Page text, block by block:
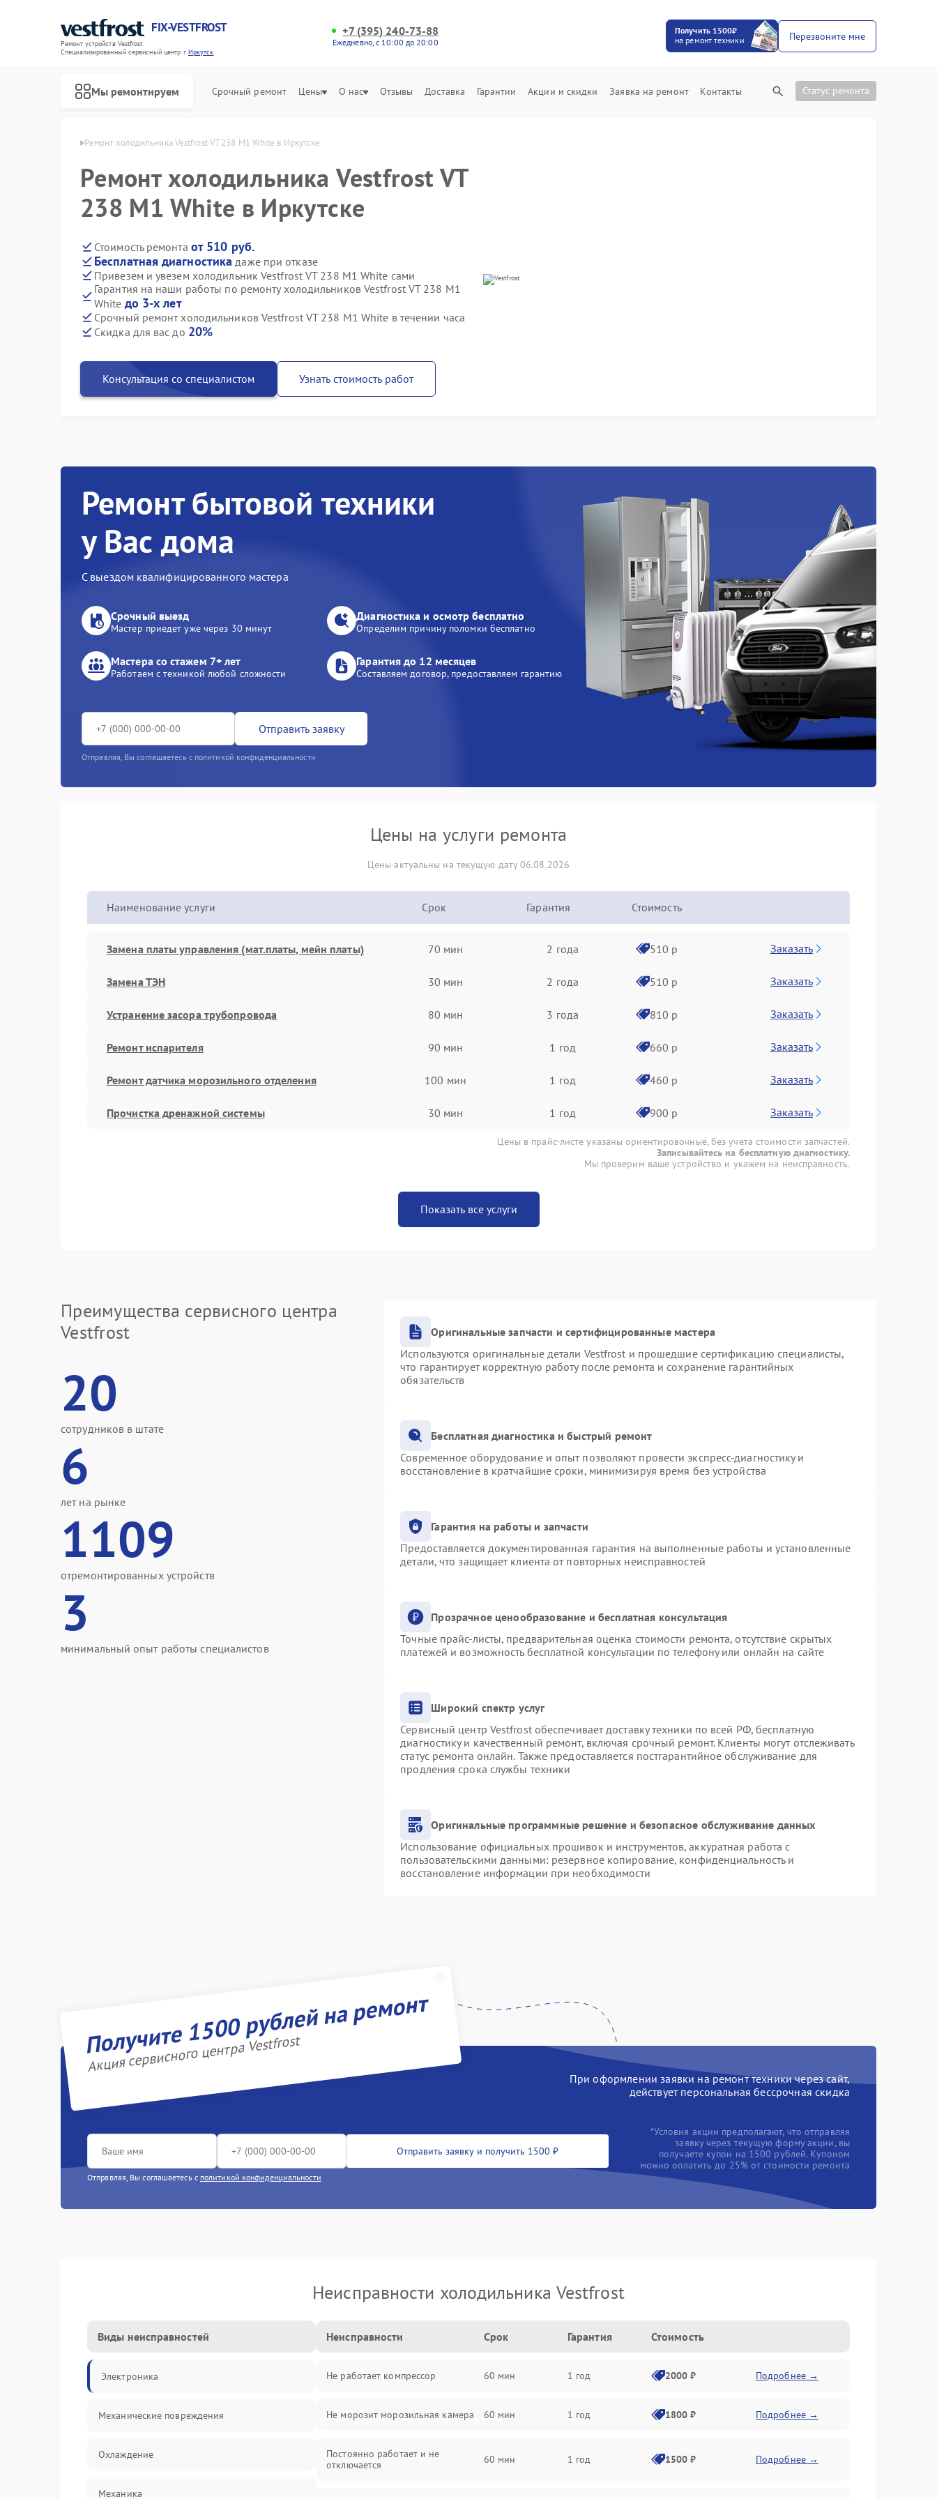
FIX-VESTFROST
Ремонт устройств Vestfrost
Специализированный cервисный центр г.Иркутск
+7 (395) 240-73-88
Ежедневно, с 10:00 до 20:00
Получить 1500₽
на ремонт техники
Перезвоните мне
Мы ремонтируем Срочный ремонт Цены О нас Отзывы Доставка Гарантии Акции и скидки Заявка на ремонт Контакты Статус ремонта
Ремонт холодильника Vestfrost VT 238 M1 White в Иркутске
Ремонт холодильника Vestfrost VT
238 M1 White в Иркутске
Стоимость ремонта от 510 руб.
Бесплатная диагностика даже при отказе
Привезем и увезем холодильник Vestfrost VT 238 M1 White сами
Гарантия на наши работы по ремонту холодильников Vestfrost VT 238 M1
White до 3-х лет
Срочный ремонт холодильников Vestfrost VT 238 M1 White в течении часа
Скидка для вас до 20%
Консультация со специалистом Узнать стоимость работ
Ремонт бытовой техники
у Вас дома
С выездом квалифицированного мастера
Срочный выезд
Мастер приедет уже через 30 минут
Диагностика и осмотр бесплатно
Определим причину поломки бесплатно
Мастера со стажем 7+ лет
Работаем с техникой любой сложности
Гарантия до 12 месяцев
Составляем договор, предоставляем гарантию
Отправить заявку
Отправляя, Вы соглашаетесь с политикой конфиденциальности
Цены на услуги ремонта
Цены актуальны на текущую дату 06.08.2026
Наименование услуги Срок Гарантия Стоимость
Замена платы управления (мат.платы, мейн платы) 70 мин 2 года 510 р Заказать
Замена ТЭН 30 мин 2 года 510 р Заказать
Устранение засора трубопровода 80 мин 3 года 810 р Заказать
Ремонт испарителя 90 мин 1 год 660 р Заказать
Ремонт датчика морозильного отделения 100 мин 1 год 460 р Заказать
Прочистка дренажной системы 30 мин 1 год 900 р Заказать
Цены в прайс-листе указаны ориентировочные, без учета стоимости запчастей.
Записывайтесь на бесплатную диагностику.
Мы проверим ваше устройство и укажем на неисправность.
Показать все услуги
Преимущества сервисного центра
Vestfrost
20
сотрудников в штате
6
лет на рынке
1109
отремонтированных устройств
3
минимальный опыт работы специалистов
Оригинальные запчасти и сертифицированные мастера
Используются оригинальные детали Vestfrost и прошедшие сертификацию специалисты,
что гарантирует корректную работу после ремонта и сохранение гарантийных
обязательств
Бесплатная диагностика и быстрый ремонт
Современное оборудование и опыт позволяют провести экспресс-диагностику и
восстановление в кратчайшие сроки, минимизируя время без устройства
Гарантия на работы и запчасти
Предоставляется документированная гарантия на выполненные работы и установленные
детали, что защищает клиента от повторных неисправностей
Прозрачное ценообразование и бесплатная консультация
Точные прайс-листы, предварительная оценка стоимости ремонта, отсутствие скрытых
платежей и возможность бесплатной консультации по телефону или онлайн на сайте
Широкий спектр услуг
Сервисный центр Vestfrost обеспечивает доставку техники по всей РФ, бесплатную
диагностику и качественный ремонт, включая срочный ремонт. Клиенты могут отслеживать
статус ремонта онлайн. Также предоставляется постгарантийное обслуживание для
продления срока службы техники
Оригинальные программные решение и безопасное обслуживание данных
Использование официальных прошивок и инструментов, аккуратная работа с
пользовательскими данными: резервное копирование, конфиденциальность и
восстановление информации при необходимости
Получите 1500 рублей на ремонт
Акция сервисного центра Vestfrost
При оформлении заявки на ремонт техники через сайт,
действует персональная бессрочная скидка
Отправить заявку и получить 1500 ₽
Отправляя, Вы соглашаетесь с политикой конфиденциальности
*Условия акции предполагают, что отправляя
заявку через текущую форму акции, вы
получаете купон на 1500 рублей. Купоном
можно оплатить до 25% от стоимости ремонта
Неисправности холодильника Vestfrost
Виды неисправностей
Электроника
Механические повреждения
Охлаждение
Механика
Неисправности Срок Гарантия Стоимость
Не работает компрессор 60 мин 1 год 2000 ₽ Подробнее →
Не морозит морозильная камера 60 мин 1 год 1800 ₽ Подробнее →
Постоянно работает и не
отключается
60 мин 1 год 1500 ₽ Подробнее →